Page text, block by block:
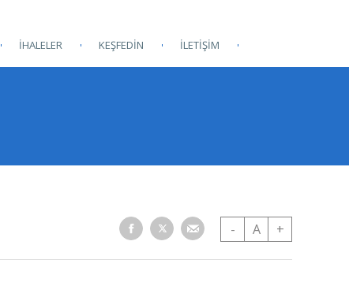
İHALELER KEŞFEDİN İLETİŞİM
- A +